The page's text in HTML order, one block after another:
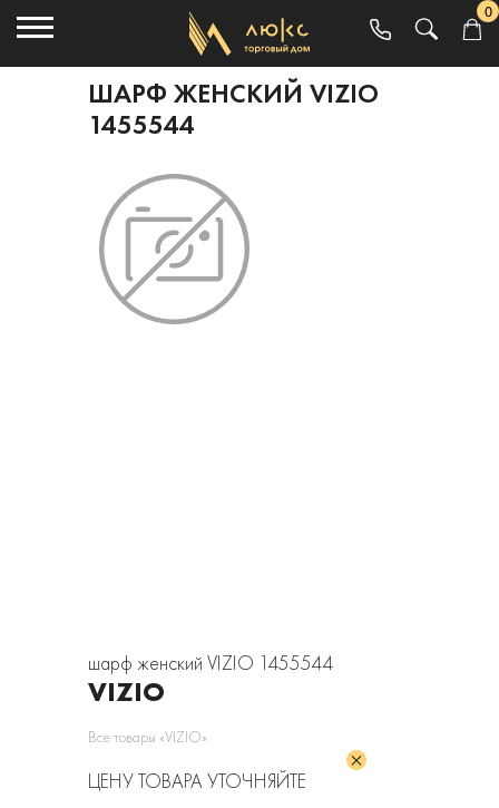
0
ШАРФ ЖЕНСКИЙ VIZIO
1455544
шарф женский VIZIO 1455544
VIZIO
Все товары «VIZIO»
ЦЕНУ ТОВАРА УТОЧНЯЙТЕ